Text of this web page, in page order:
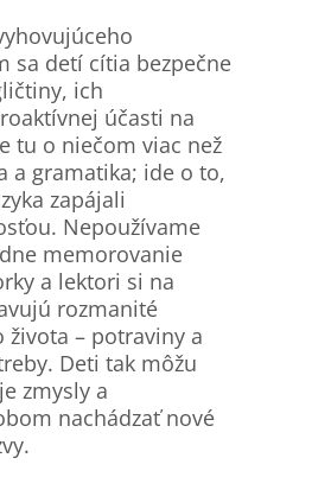
sa detí cítia bezpečne
ich
účasti na
tu o niečom viac než
a gramatika; ide o to,
zapájali
Nepoužívame
memorovanie
a lektori si na
rozmanité
– potraviny a
Deti tak môžu
zmysly a
nachádzať nové